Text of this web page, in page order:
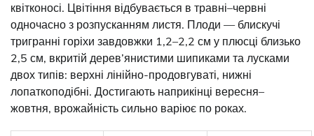
квітконосі. Цвітіння відбувається в травні–червні
одночасно з розпусканням листя. Плоди — блискучі
тригранні горіхи завдовжки 1,2–2,2 см у плюсці близько
2,5 см, вкритій дерев’янистими шипиками та лусками
двох типів: верхні лінійно-продовгуваті, нижні
лопаткоподібні. Достигають наприкінці вересня–
жовтня, врожайність сильно варіює по роках.